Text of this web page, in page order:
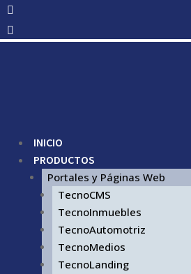
INICIO
PRODUCTOS
Portales y Páginas Web
TecnoCMS
TecnoInmuebles
TecnoAutomotriz
TecnoMedios
TecnoLanding